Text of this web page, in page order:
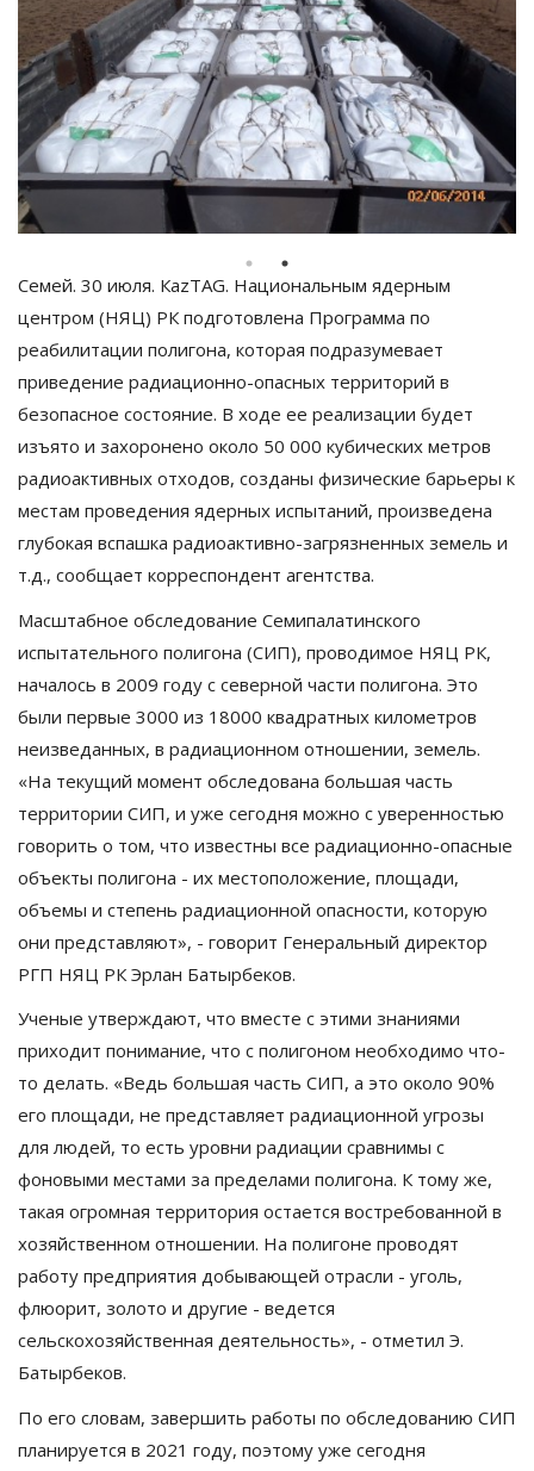
Семей. 30 июля. КazTAG. Национальным ядерным
центром (НЯЦ) РК подготовлена Программа по
реабилитации полигона, которая подразумевает
приведение радиационно-опасных территорий в
безопасное состояние. В ходе ее реализации будет
изъято и захоронено около 50 000 кубических метров
радиоактивных отходов, созданы физические барьеры к
местам проведения ядерных испытаний, произведена
глубокая вспашка радиоактивно-загрязненных земель и
т.д., сообщает корреспондент агентства.
Масштабное обследование Семипалатинского
испытательного полигона (СИП), проводимое НЯЦ РК,
началось в 2009 году с северной части полигона. Это
были первые 3000 из 18000 квадратных километров
неизведанных, в радиационном отношении, земель.
«На текущий момент обследована большая часть
территории СИП, и уже сегодня можно с уверенностью
говорить о том, что известны все радиационно-опасные
объекты полигона - их местоположение, площади,
объемы и степень радиационной опасности, которую
они представляют», - говорит Генеральный директор
РГП НЯЦ РК Эрлан Батырбеков.
Ученые утверждают, что вместе с этими знаниями
приходит понимание, что с полигоном необходимо что-
то делать. «Ведь большая часть СИП, а это около 90%
его площади, не представляет радиационной угрозы
для людей, то есть уровни радиации сравнимы с
фоновыми местами за пределами полигона. К тому же,
такая огромная территория остается востребованной в
хозяйственном отношении. На полигоне проводят
работу предприятия добывающей отрасли - уголь,
флюорит, золото и другие - ведется
сельскохозяйственная деятельность», - отметил Э.
Батырбеков.
По его словам, завершить работы по обследованию СИП
планируется в 2021 году, поэтому уже сегодня